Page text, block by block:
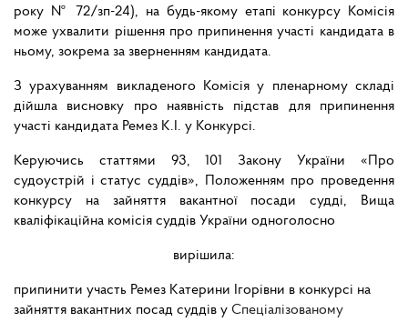
року № 72/зп-24), на будь-якому етапі конкурсу Комісія
може ухвалити рішення про припинення участі кандидата в
ньому, зокрема за зверненням кандидата.
З урахуванням викладеного Комісія у пленарному складі
дійшла висновку про наявність підстав для припинення
участі кандидата Ремез К.І. у Конкурсі.
Керуючись статтями 93, 101 Закону України «Про
судоустрій і статус суддів», Положенням про проведення
конкурсу на зайняття вакантної посади судді, Вища
кваліфікаційна комісія суддів України одноголосно
вирішила:
припинити участь Ремез Катерини Ігорівни в конкурсі на
зайняття вакантних посад суддів у Спеціалізованому